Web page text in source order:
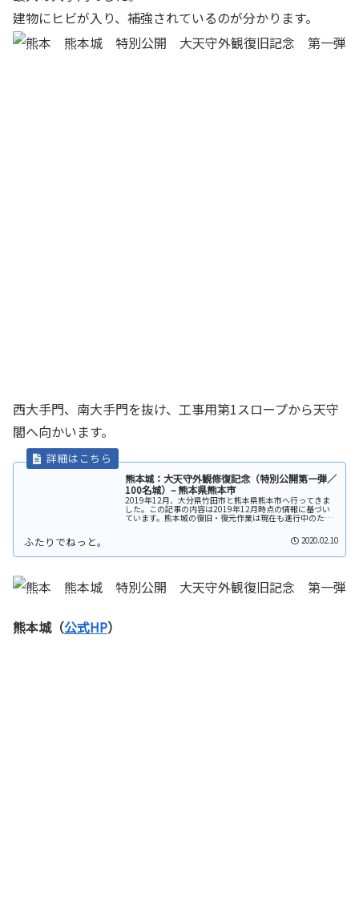
建物にヒビが入り、補強されているのが分かります。
西大手門、南大手門を抜け、工事用第1スロープから天守
閣へ向かいます。
熊本城：大天守外観修復記念（特別公開第一弾／
100名城）– 熊本県熊本市
2019年12月、大分県竹田市と熊本県熊本市へ行ってきま
した。この記事の内容は2019年12月時点の情報に基づい
ています。熊本城の復旧・復元作業は現在も進行中のた
め、最新の状況については（公式HP）をご確認ください。
2020.02.10
熊本城（公式HP）